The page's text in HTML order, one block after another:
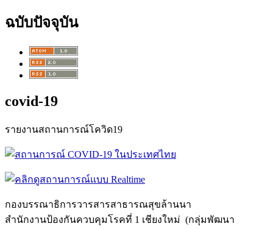
ฉบับปัจจุบัน
covid-19
รายงานสถานการณ์โควิด19
กองบรรณาธิการวารสารสาธารณสุขล้านนา
สำนักงานป้องกันควบคุมโรคที่ 1 เชียงใหม่ (กลุ่มพัฒนา